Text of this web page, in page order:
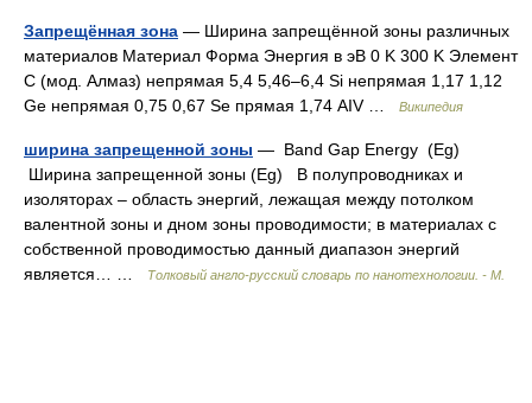
Запрещённая зона — Ширина запрещённой зоны различных
материалов Материал Форма Энергия в эВ 0 K 300 K Элемент
C (мод. Алмаз) непрямая 5,4 5,46–6,4 Si непрямая 1,17 1,12
Ge непрямая 0,75 0,67 Se прямая 1,74 АIV …
Википедия
ширина запрещенной зоны — Band Gap Energy (Eg)
Ширина запрещенной зоны (Eg) В полупроводниках и
изоляторах – область энергий, лежащая между потолком
валентной зоны и дном зоны проводимости; в материалах с
собственной проводимостью данный диапазон энергий
является… …
Толковый англо-русский словарь по нанотехнологии. - М.